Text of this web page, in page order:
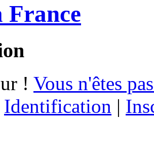
France
! Vous n'êtes
Identification |